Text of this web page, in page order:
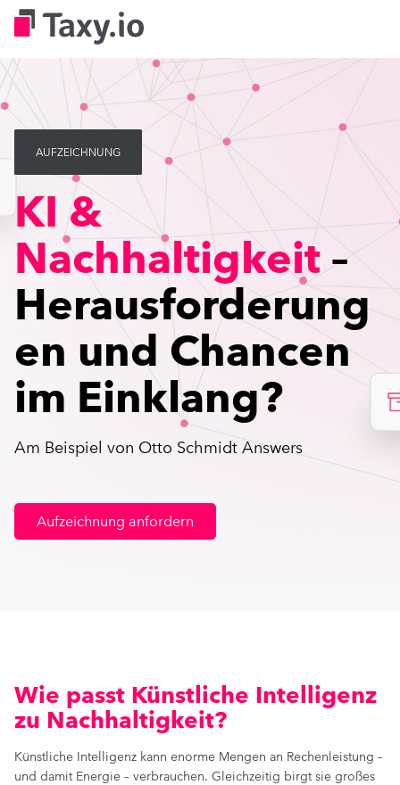
AUFZEICHNUNG
KI &
Nachhaltigkeit–
Herausforderung
en und Chancen
im Einklang?
Am Beispiel von Otto Schmidt Answers
Aufzeichnung anfordern
Wie passt Künstliche Intelligenz
zu Nachhaltigkeit?
Künstliche Intelligenz kann enorme Mengen an Rechenleistung –
und damit Energie – verbrauchen. Gleichzeitig birgt sie großes